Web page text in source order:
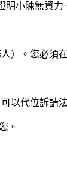
明小陳無資力
人）。您必須
以代位訴請
。